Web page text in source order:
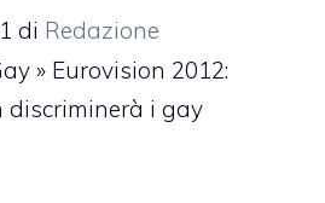
di Redazione
» Eurovision 2012:
discriminerà i gay